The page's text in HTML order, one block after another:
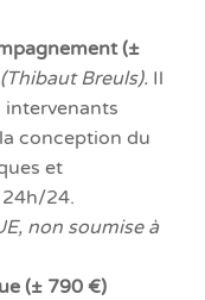
(±
Breuls). Il
intervenants
conception du
et
24.
non soumise à
(± 790 €)